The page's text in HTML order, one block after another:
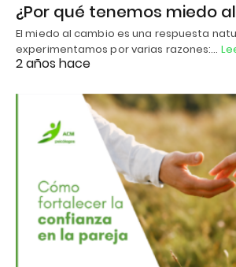
¿Por qué tenemos miedo
El miedo al cambio es una respuesta
experimentamos por varias razones:…
2 años hace